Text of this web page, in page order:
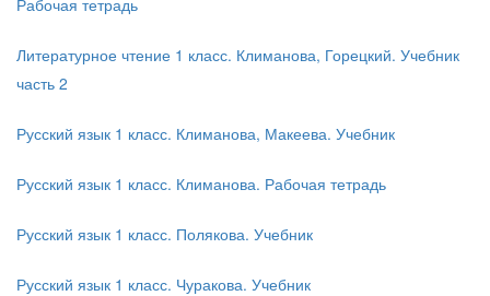
Рабочая тетрадь
Литературное чтение 1 класс. Климанова, Горецкий. Учебник
часть 2
Русский язык 1 класс. Климанова, Макеева. Учебник
Русский язык 1 класс. Климанова. Рабочая тетрадь
Русский язык 1 класс. Полякова. Учебник
Русский язык 1 класс. Чуракова. Учебник